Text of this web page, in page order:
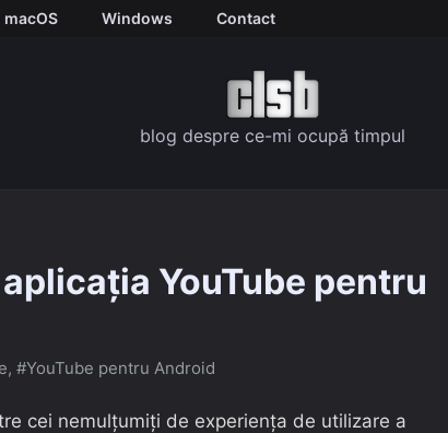
macOS Windows Contact
blog despre ce-mi ocupă timpul
YouTube pentru
, #YouTube pentru Android
cei nemulțumiți de experiența de utilizare a